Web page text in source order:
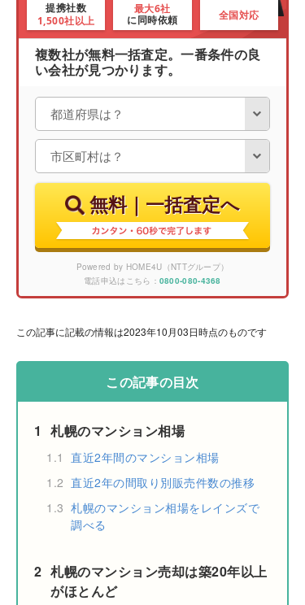
提携社数
1,500社以上
最大6社
に同時依頼 全国対応
複数社が無料一括査定。一番条件の良
い会社が見つかります。
無料｜一括査定へ
Powered by HOME4U（NTTグループ）
電話申込はこちら： 0800-080-4368
この記事に記載の情報は2023年10月03日時点のものです
この記事の目次
1 札幌のマンション相場
1.1 直近2年間のマンション相場
1.2 直近2年の間取り別販売件数の推移
1.3 札幌のマンション相場をレインズで
調べる
2 札幌のマンション売却は築20年以上
がほとんど